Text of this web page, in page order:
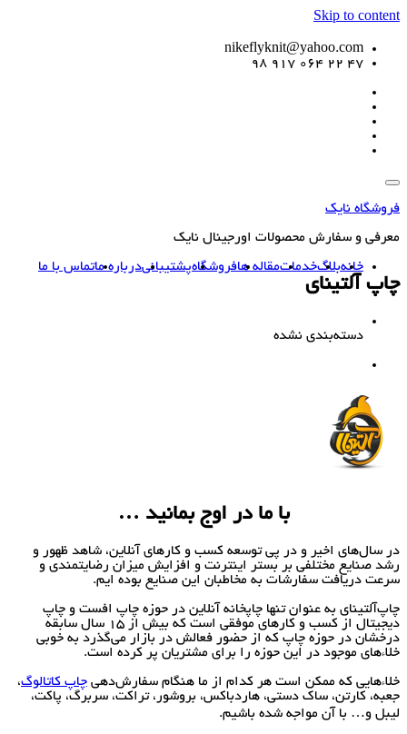
Skip to content
nikeflyknit@yahoo.com
47 22 064 917 98
فروشگاه نایک
معرفی و سفارش محصولات اورجینال نایک
خانهبلاگخدماتمقاله هافروشگاهپشتیبانیدرباره ماتماس با ما
چاپ آلتینای
دسته‌بندی نشده
با ما در اوج بمانید …
در سال‌های اخیر و در پی توسعه کسب و کارهای آنلاین، شاهد ظهور و
رشد صنایع مختلفی بر بستر اینترنت و افزایش میزان رضایتمندی و
سرعت دریافت سفارشات به مخاطبان این صنایع بوده ایم.
چاپ‌آلتینای به عنوان تنها چاپخانه آنلاین در حوزه چاپ افست و چاپ
دیجیتال از کسب و کارهای موفقی است که بیش از 15 سال سابقه
درخشان در حوزه چاپ که از حضور فعالش در بازار می‌گذرد به خوبی
خلاء‌های موجود در این حوزه را برای مشتریان پر کرده است.
خلاء‌هایی که ممکن است هر کدام از ما هنگام سفارش‌دهی چاپ کاتالوگ،
جعبه، کارتن، ساک دستی، هاردباکس، بروشور، تراکت، سربرگ، پاکت،
لیبل و… با آن مواجه شده باشیم.